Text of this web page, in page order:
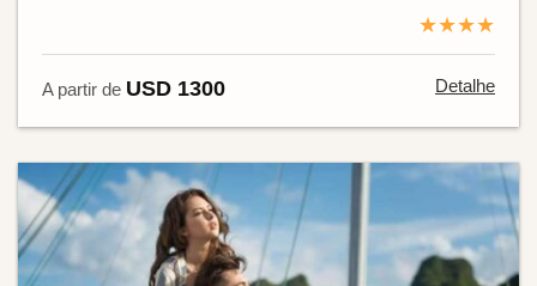
★★★★
A partir de USD 1300 Detalhe